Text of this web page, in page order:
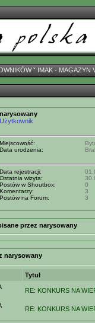
ˇ IMAK - MAGAZYN
narysowany
Użytkownik
Miejscowość:
Data urodzenia:
Data rejestracji:
Ostatnia wizyta:
Postów w Shoutbox:
0
Komentarzy:
3
Postów na Forum:
3
przez narysowany
narysowany
Tytuł
RE: KONKURS NA
RE: KONKURS NA